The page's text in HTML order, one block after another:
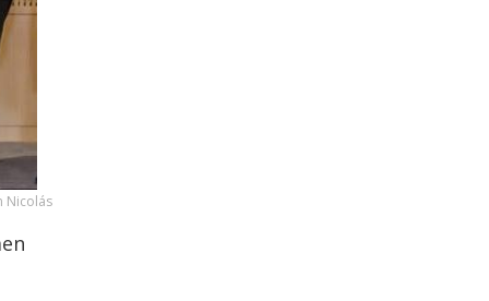
Nicolás